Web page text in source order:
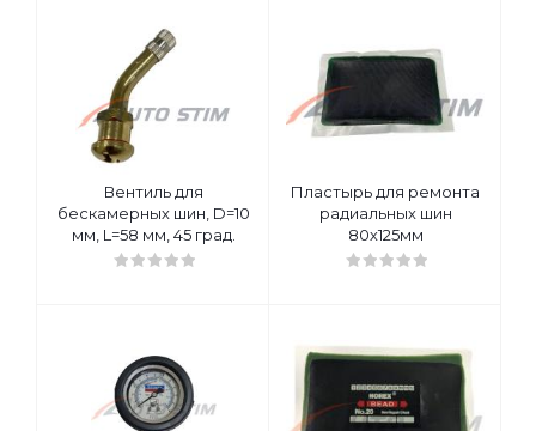
Вентиль для
бескамерных шин, D=10
мм, L=58 мм, 45 град.
Пластырь для ремонта
радиальных шин
80х125мм